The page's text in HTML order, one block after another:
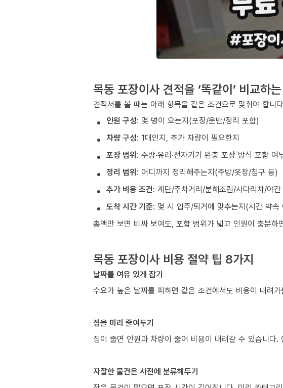
목동 포장이사 견적을 ‘똑같이’ 비교하
견적서를 볼 때는 아래 항목을 같은 조건으로 맞춰야 합니
인원 구성: 몇 명이 오는지(포장/운반/정리 포함)
차량 구성: 1대인지, 추가 차량이 필요한지
포장 범위: 주방·유리·전자기기 완충 포장 방식 포함 여
정리 범위: 어디까지 정리해주는지(주방/옷장/침구 등)
추가 비용 조건: 계단/주차거리/분해조립/사다리차/야
도착 시간 기준: 몇 시 입주/퇴거에 맞추는지(시간 약속
총액만 보면 비싸 보여도, 포함 범위가 넓고 인원이 충분
목동 포장이사 비용 절약 팁 8가지
날짜를 여유 있게 잡기
수요가 높은 날짜를 피하면 같은 조건에서도 비용이 내려
짐을 미리 줄여두기
짐이 줄면 인원과 차량이 줄어 비용이 내려갈 수 있습니
자잘한 물건은 사전에 분류해두기